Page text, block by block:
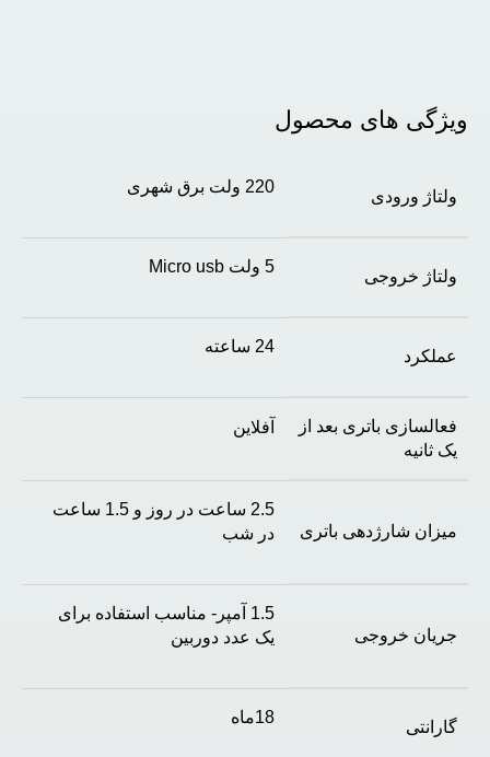
ویژگی های محصول
ولتاژ ورودی
220 ولت برق شهری
ولتاژ خروجی
5 ولت Micro usb
عملکرد
24 ساعته
فعالسازی باتری بعد از
یک ثانیه
آفلاین
میزان شارژدهی باتری
2.5 ساعت در روز و 1.5 ساعت
در شب
جریان خروجی
1.5 آمپر- مناسب استفاده برای
یک عدد دوربین
گارانتی
18ماه